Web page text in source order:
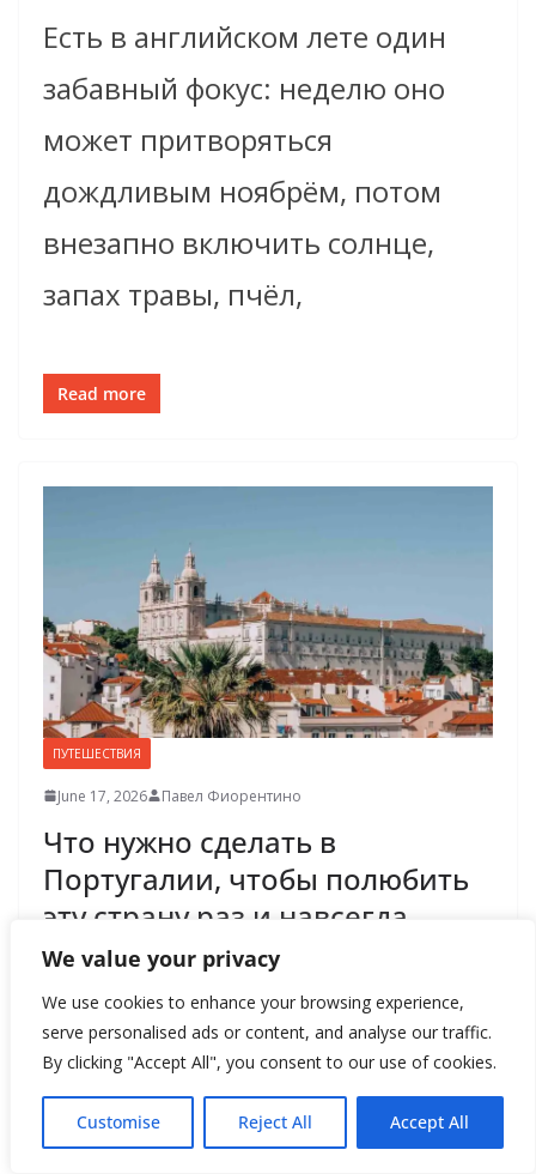
We value your privacy
We use cookies to enhance your browsing experience,
serve personalised ads or content, and analyse our traffic.
By clicking "Accept All", you consent to our use of cookies.
Customise Reject All Accept All
Есть в английском лете один
забавный фокус: неделю оно
может притворяться
дождливым ноябрём, потом
внезапно включить солнце,
запах травы, пчёл,
Read more
ПУТЕШЕСТВИЯ
June 17, 2026 Павел Фиорентино
Что нужно сделать в
Португалии, чтобы полюбить
эту страну раз и навсегда
Португалия умеет очаровывать
не сразу, а постепенно — видом
на красные крыши Лиссабона,
шумом океанских волн,